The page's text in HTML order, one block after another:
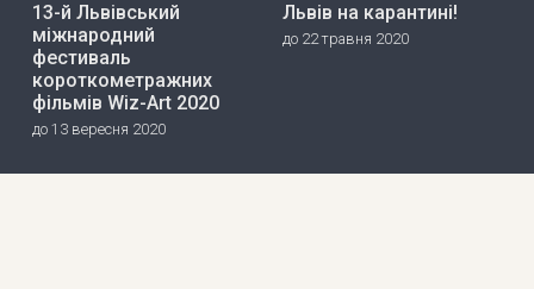
13-й Львівський
міжнародний
фестиваль
короткометражних
фільмів Wiz-Art 2020
до 13 вересня 2020
Львів на карантині!
до 22 травня 2020